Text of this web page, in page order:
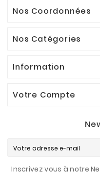
Nos Coordonnées
Nos Catégories
Information
Votre Compte
Inscrivez vous à notre